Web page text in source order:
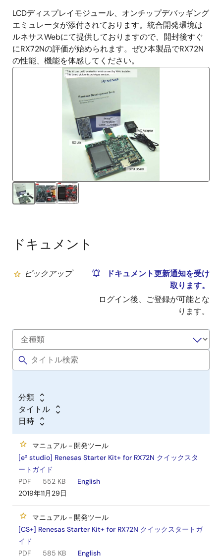
LCDディスプレイモジュール、オンチップデバッギング
エミュレータが添付されております。統合開発環境は
ルネサスWebにて提供しておりますので、開封後すぐ
にRX72Nの評価が始められます。ぜひ本製品でRX72N
の性能、機能を体感してください。
ドキュメント
ピックアップ
ドキュメント更新通知を受け
取ります。
ログイン後、ご登録が可能とな
ります。
分類
タイトル
日時
マニュアル－開発ツール
[e² studio] Renesas Starter Kit+ for RX72N クイックスタ
ートガイド
PDF
552 KB
English
2019年11月29日
マニュアル－開発ツール
[CS+] Renesas Starter Kit+ for RX72N クイックスタートガ
イド
PDF
585 KB
English